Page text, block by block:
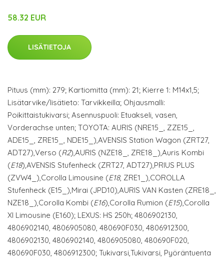
58.32 EUR
LISÄTIETOJA
Pituus (mm): 279; Kartiomitta (mm): 21; Kierre 1: M14x1,5;
Lisätarvike/lisätieto: Tarvikkeilla; Ohjausmalli:
Poikittaistukivarsi; Asennuspuoli: Etuakseli, vasen,
Vorderachse unten; TOYOTA: AURIS (NRE15_, ZZE15_,
ADE15_, ZRE15_, NDE15_),AVENSIS Station Wagon (ZRT27,
ADT27),Verso (R2),AURIS (NZE18_, ZRE18_),Auris Kombi
(E18),AVENSIS Stufenheck (ZRT27, ADT27),PRIUS PLUS
(ZVW4_),Corolla Limousine (E18, ZRE1_),COROLLA
Stufenheck (E15_),Mirai (JPD10),AURIS VAN Kasten (ZRE18_,
NZE18_),Corolla Kombi (E16),Corolla Rumion (E15),Corolla
XI Limousine (E160); LEXUS: HS 250h; 4806902130,
4806902140, 4806905080, 480690F030, 4806912300,
4806902130, 4806902140, 4806905080, 480690F020,
480690F030, 4806912300; Tukivarsi,Tukivarsi, Pyöräntuenta